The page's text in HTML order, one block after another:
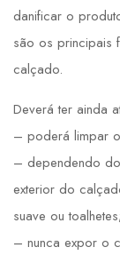
danificar o
são os principais
calçado.
Deverá ter ainda
– poderá limpar
– dependendo
exterior do
suave ou toalhetes;
– nunca expor o